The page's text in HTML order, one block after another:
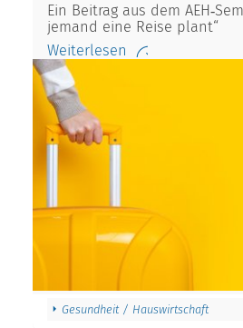
Ein Beitrag aus dem
jemand eine Reise plant“
Weiterlesen
Gesundheit / Hauswirtschaft